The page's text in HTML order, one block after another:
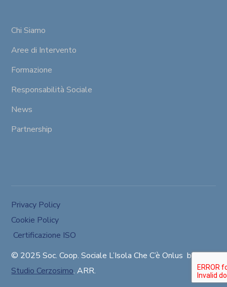
Chi Siamo
Aree di Intervento
Formazione
Responsabilità Sociale
News
Partnership
Privacy Policy
Cookie Policy
Certificazione ISO
© 2025 Soc. Coop. Sociale L’Isola Che C’è Onlus by
Studio Cerzosimo. ARR.